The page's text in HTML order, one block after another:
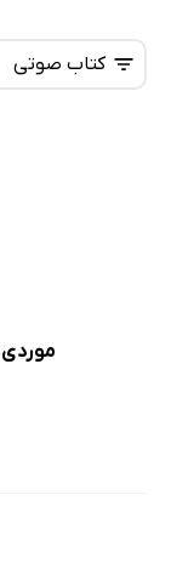
کتاب صوتی